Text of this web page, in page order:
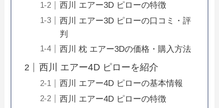
西川 エアー3D ピローの特徴
西川 エアー3D ピローの口コミ・評
判
西川 枕 エアー3Dの価格・購入方法
西川 エアー4D ピローを紹介
西川 エアー4D ピローの基本情報
西川 エアー4D ピローの特徴